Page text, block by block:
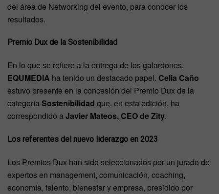
del área de Networking del evento, para conocer los
resultados.
Premio Dux de la Sostenibilidad
En lo que se refiere a la entrega de los galardones,
EQUMEDIA ha tenido un destacado papel. Celia Caño
estuvo presente en la concesión del Premio Dux de la
categoríaSostenibilidad que, en esta edición, ha
correspondido aJavier Mateos, CEO de Zity.
Los referentes del nuevo liderazgo en 2023
Los Premios Dux han sido seleccionados por un jurado de
expertos en management, comunicación, coaching,
economía, talento, bienestar y empresa, presidido por